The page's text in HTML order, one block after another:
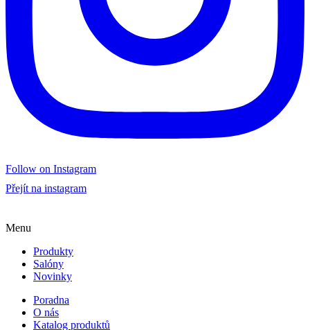
Follow on Instagram
Přejít na instagram
Menu
Produkty
Salóny
Novinky
Poradna
O nás
Katalog produktů